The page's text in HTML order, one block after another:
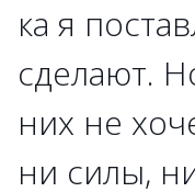
ка я
сделают.
них не
ни силы,